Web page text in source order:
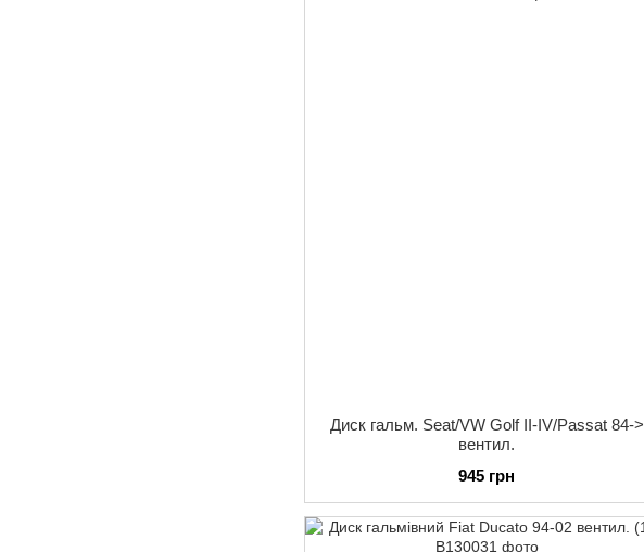
Диск гальм. Seat/VW Golf II-IV/Passat 84->
вентил.
945 грн